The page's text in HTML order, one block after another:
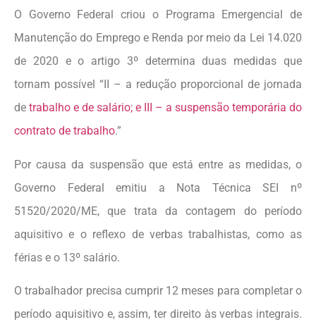
O Governo Federal criou o Programa Emergencial de
Manutenção do Emprego e Renda por meio da Lei 14.020
de 2020 e o artigo 3º determina duas medidas que
tornam possível “II – a redução proporcional de jornada
de trabalho e de salário; e III – a suspensão temporária do
contrato de trabalho.”
Por causa da suspensão que está entre as medidas, o
Governo Federal emitiu a Nota Técnica SEI nº
51520/2020/ME, que trata da contagem do período
aquisitivo e o reflexo de verbas trabalhistas, como as
férias e o 13º salário.
O trabalhador precisa cumprir 12 meses para completar o
período aquisitivo e, assim, ter direito às verbas integrais.